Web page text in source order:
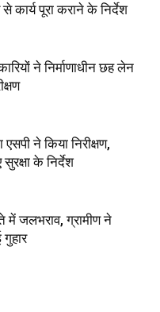
कार्य पूरा कराने के निर्देश
ने निर्माणाधीन छह लेन
एसपी ने किया निरीक्षण,
के निर्देश
में जलभराव, ग्रामीण ने